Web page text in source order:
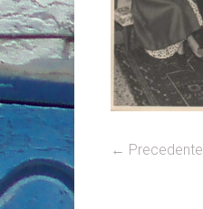
← Precedente